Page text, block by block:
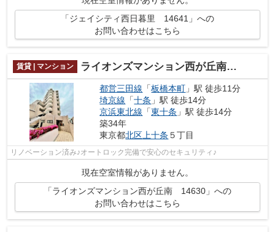
「ジェイシティ西日暮里 14641」への
お問い合わせはこちら
賃貸 | マンション ライオンズマンション西が丘南 14630
都営三田線 「板橋本町 」駅 徒歩11分
埼京線 「十条 」駅 徒歩14分
京浜東北線 「東十条 」駅 徒歩14分
築34年
東京都北区上十条 ５丁目
リノベーション済み♪オートロック完備で安心のセキュリティ♪
現在空室情報がありません。
「ライオンズマンション西が丘南 14630」への
お問い合わせはこちら